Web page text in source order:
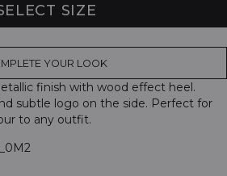
SIZE
YOUR LOOK
finish with wood effect heel.
subtle logo on the side. Perfect for
to any outfit.